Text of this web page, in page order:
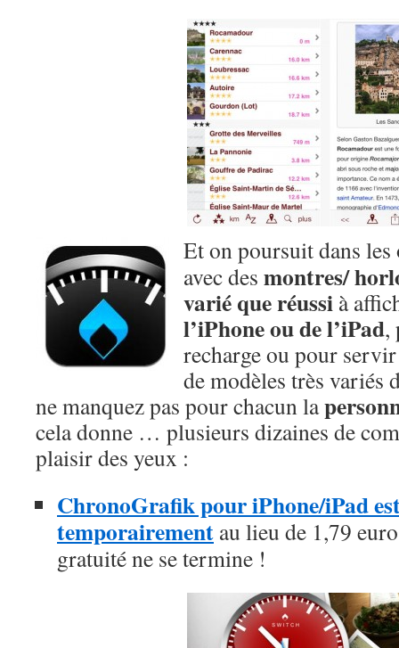
Et on poursuit dans
avec des montres/
varié que réussi à
l’iPhone ou de l’iPad,
recharge ou pour
de modèles très variés
ne manquez pas pour chacun la
cela donne … plusieurs dizaines de
plaisir des yeux :
ChronoGrafik pour iPhone/iPad
temporairement au lieu de 1,79
gratuité ne se termine !